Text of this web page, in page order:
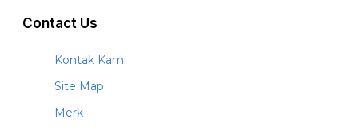
Contact Us
Kontak Kami
Site Map
Merk